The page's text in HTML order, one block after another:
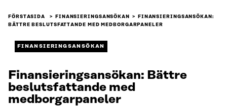
FÖRSTASIDA FINANSIERINGSANSÖKAN
FINANSIERINGSANSÖKAN:
BÄTTRE BESLUTSFATTANDE MED MEDBORGARPANELER
FINANSIERINGSANSÖKAN
Finansieringsansökan: Bättre
beslutsfattande med
medborgarpaneler